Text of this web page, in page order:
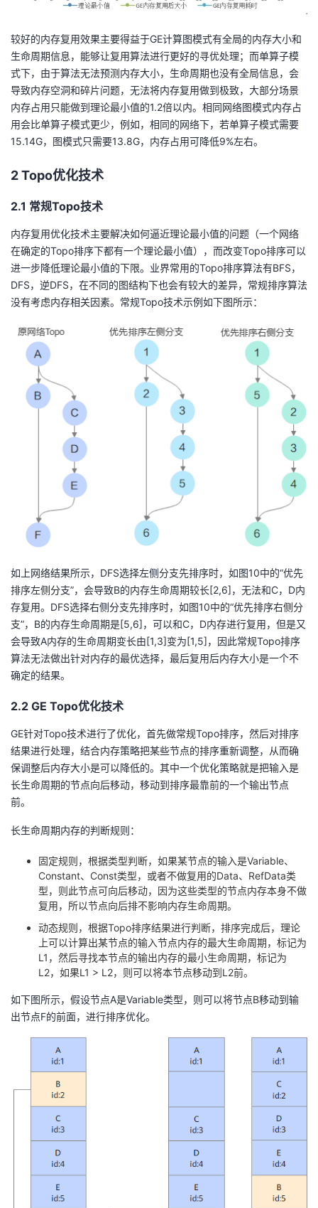
较好的内存复用效果主要得益于GE计算图模式有全局的内存大小和
生命周期信息，能够让复用算法进行更好的寻优处理；而单算子模
式下，由于算法无法预测内存大小，生命周期也没有全局信息，会
导致内存空洞和碎片问题，无法将内存复用做到极致，大部分场景
内存占用只能做到理论最小值的1.2倍以内。相同网络图模式内存占
用会比单算子模式更少，例如，相同的网络下，若单算子模式需要
15.14G，图模式只需要13.8G，内存占用可降低9%左右。
2 Topo优化技术
2.1 常规Topo技术
内存复用优化技术主要解决如何逼近理论最小值的问题（一个网络
在确定的Topo排序下都有一个理论最小值），而改变Topo排序可以
进一步降低理论最小值的下限。业界常用的Topo排序算法有BFS，
DFS，逆DFS，在不同的图结构下也会有较大的差异，常规排序算法
没有考虑内存相关因素。常规Topo技术示例如下图所示：
如上网络结果所示，DFS选择左侧分支先排序时，如图10中的“优先
排序左侧分支”，会导致B的内存生命周期较长[2,6]，无法和C，D内
存复用。DFS选择右侧分支先排序时，如图10中的“优先排序右侧分
支”，B的内存生命周期是[5,6]，可以和C，D内存进行复用，但是又
会导致A内存的生命周期变长由[1,3]变为[1,5]，因此常规Topo排序
算法无法做出针对内存的最优选择，最后复用后内存大小是一个不
确定的结果。
2.2 GE Topo优化技术
GE针对Topo技术进行了优化，首先做常规Topo排序，然后对排序
结果进行处理，结合内存策略把某些节点的排序重新调整，从而确
保调整后内存大小是可以降低的。其中一个优化策略就是把输入是
长生命周期的节点向后移动，移动到排序最靠前的一个输出节点
前。
长生命周期内存的判断规则：
固定规则，根据类型判断，如果某节点的输入是Variable、
Constant、Const类型，或者不做复用的Data、RefData类
型，则此节点可向后移动，因为这些类型的节点内存本身不做
复用，所以节点向后排不影响内存生命周期。
动态规则，根据Topo排序结果进行判断，排序完成后，理论
上可以计算出某节点的输入节点内存的最大生命周期，标记为
L1，然后寻找本节点的输出内存的最小生命周期，标记为
L2，如果L1 > L2，则可以将本节点移动到L2前。
如下图所示，假设节点A是Variable类型，则可以将节点B移动到输
出节点F的前面，进行排序优化。